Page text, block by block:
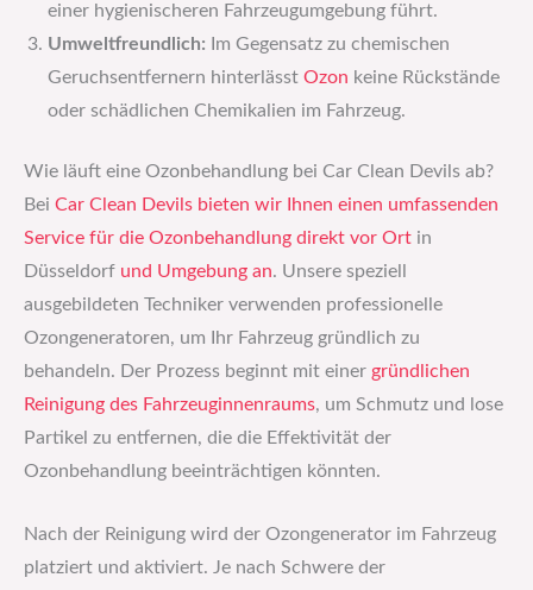
einer hygienischeren Fahrzeugumgebung führt.
Umweltfreundlich: Im Gegensatz zu chemischen
Geruchsentfernern hinterlässt Ozon keine Rückstände
oder schädlichen Chemikalien im Fahrzeug.
Wie läuft eine Ozonbehandlung bei Car Clean Devils ab?
Bei Car Clean Devils bieten wir Ihnen einen umfassenden
Service für die Ozonbehandlung direkt vor Ort in
Düsseldorf und Umgebung an. Unsere speziell
ausgebildeten Techniker verwenden professionelle
Ozongeneratoren, um Ihr Fahrzeug gründlich zu
behandeln. Der Prozess beginnt mit einer gründlichen
Reinigung des Fahrzeuginnenraums, um Schmutz und lose
Partikel zu entfernen, die die Effektivität der
Ozonbehandlung beeinträchtigen könnten.
Nach der Reinigung wird der Ozongenerator im Fahrzeug
platziert und aktiviert. Je nach Schwere der